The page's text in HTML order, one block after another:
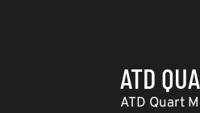
ATD
ATD Quart